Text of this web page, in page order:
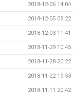
2018-12-06 14:04
2018-12-05 09:22
2018-12-03 11:41
2018-11-29 10:45
2018-11-28 20:22
2018-11-22 19:53
2018-11-11 20:42